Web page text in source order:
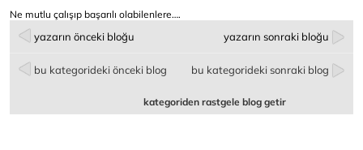
Ne mutlu çalışıp başarılı olabilenlere….
yazarın önceki bloğu yazarın sonraki bloğu
bu kategorideki önceki blog bu kategorideki sonraki blog
kategoriden rastgele blog getir